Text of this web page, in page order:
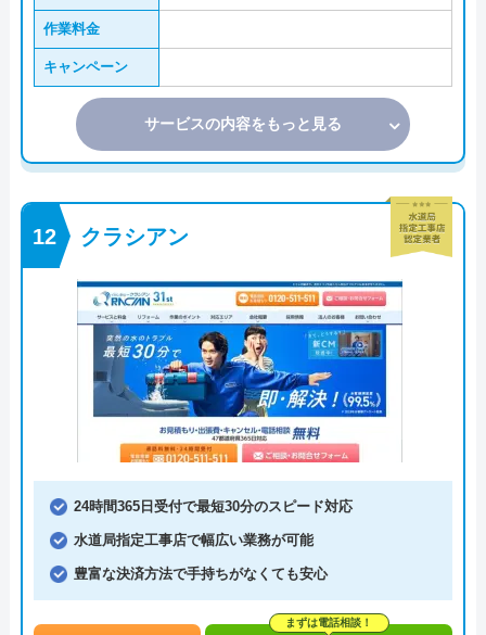
作業料金
キャンペーン
サービスの内容をもっと見る
クラシアン
24時間365日受付で最短30分のスピード対応
水道局指定工事店で幅広い業務が可能
豊富な決済方法で手持ちがなくても安心
まずは電話相談！